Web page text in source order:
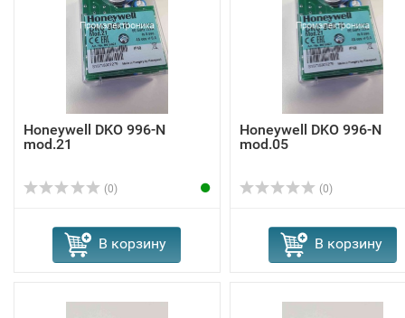
Honeywell DKO 996-N
mod.21
(0)
В корзину
Honeywell DKO 996-N
mod.05
(0)
В корзину